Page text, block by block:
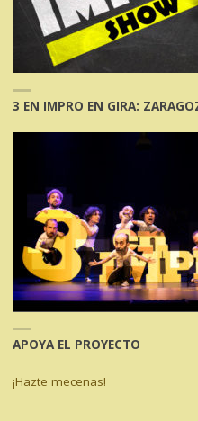
3 EN IMPRO EN GIRA:
APOYA EL PROYECTO
¡Hazte mecenas!